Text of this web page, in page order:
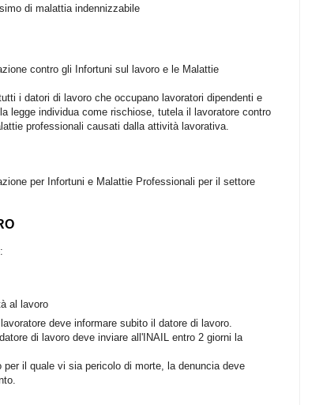
di malattia indennizzabile
contro gli Infortuni sul lavoro e le Malattie
i datori di lavoro che occupano lavoratori dipendenti e
legge individua come rischiose, tutela il lavoratore contro
professionali causati dalla attività lavorativa.
per Infortuni e Malattie Professionali per il settore
al lavoro
deve informare subito il datore di lavoro.
di lavoro deve inviare all'INAIL entro 2 giorni la
il quale vi sia pericolo di morte, la denuncia deve